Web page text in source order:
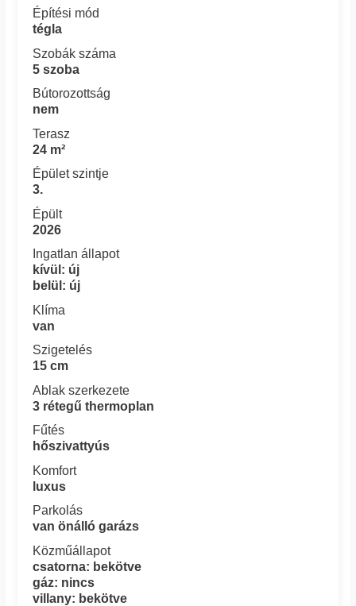
Építési mód
tégla
Szobák száma
5 szoba
Bútorozottság
nem
Terasz
24 m²
Épület szintje
3.
Épült
2026
Ingatlan állapot
kívül: új
belül: új
Klíma
van
Szigetelés
15 cm
Ablak szerkezete
3 rétegű thermoplan
Fűtés
hőszivattyús
Komfort
luxus
Parkolás
van önálló garázs
Közműállapot
csatorna: bekötve
gáz: nincs
villany: bekötve